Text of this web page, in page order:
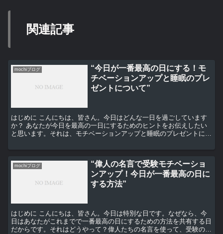
関連記事
mochiブログ
“今日が一番最高の日にする！モ
チベーションアップと睡眠のプレ
ゼントについて”
はじめに こんにちは、皆さん。今日はどんな一日を過ごしています
か？ あなたが今日を最高の一日にするためのヒントをお伝えしたい
と思います。それは、モチベーションアップと睡眠のプレゼントにつ
mochiブログ
“偉人の名言で受験モチベーショ
ンアップ！今日が一番最高の日に
する方法”
はじめに こんにちは、皆さん。今日は特別な日です。なぜなら、今
日はあなたがこれまでで一番最高の日にするための方法を共有する日
だからです。それはどうやって？偉人たちの名言を使って、受験のモ